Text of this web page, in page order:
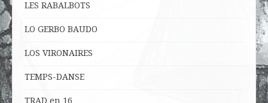
LES RABALBOTS
LO GERBO BAUDO
LOS VIRONAIRES
TEMPS-DANSE
TRAD en 16